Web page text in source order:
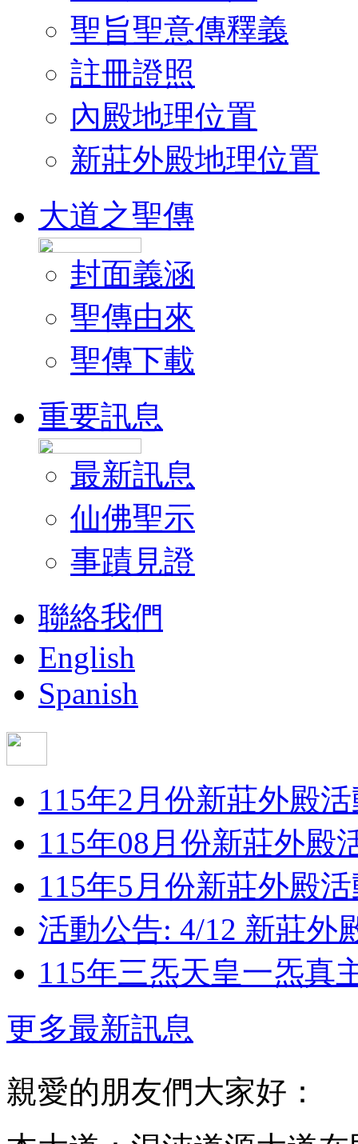
聖旨聖意傳釋義
註冊證照
內殿地理位置
新莊外殿地理位置
大道之聖傳
封面義涵
聖傳由來
聖傳下載
重要訊息
最新訊息
仙佛聖示
事蹟見證
聯絡我們
English
Spanish
115年2月份新莊外殿
115年08月份新莊外殿
115年5月份新莊外殿
活動公告: 4/12 新莊外
115年三炁天皇一炁真
更多最新訊息
親愛的朋友們大家好：